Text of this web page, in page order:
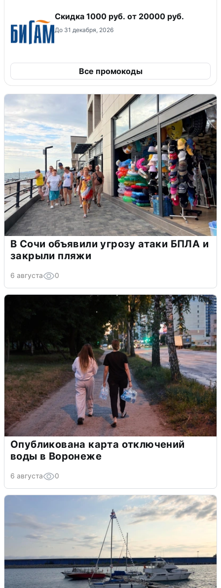
​Скидка 1000 руб. от 20000 руб.
До 31 декабря, 2026
Все промокоды
В Сочи объявили угрозу атаки БПЛА и
закрыли пляжи
6 августа 0
Опубликована карта отключений
воды в Воронеже
6 августа 0